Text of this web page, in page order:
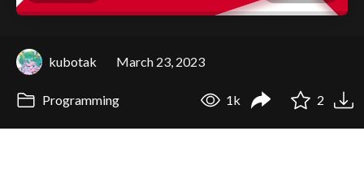
kubotak March 23, 2023
Programming 1k 2